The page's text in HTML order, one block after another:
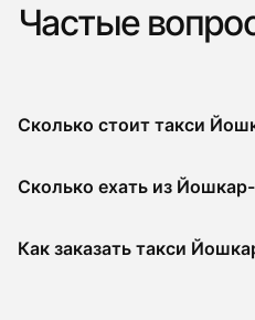
Частые
Сколько стоит такси
Сколько ехать из
Как заказать такси